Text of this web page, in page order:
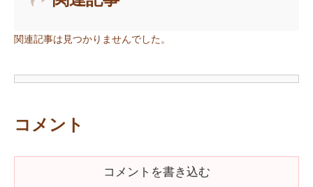
関連記事は見つかりませんでした。
コメント
コメントを書き込む